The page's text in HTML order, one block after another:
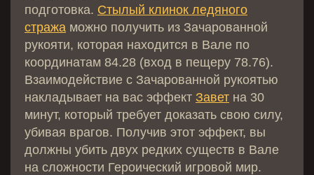
подготовка. Стылый клинок ледяного
стража можно получить из Зачарованной
рукояти, которая находится в Вале по
координатам 84.28 (вход в пещеру 78.76).
Взаимодействие с Зачарованной рукоятью
накладывает на вас эффект Завет на 30
минут, который требует доказать свою силу,
убивая врагов. Получив этот эффект, вы
должны убить двух редких существ в Вале
на сложности Героический игровой мир.